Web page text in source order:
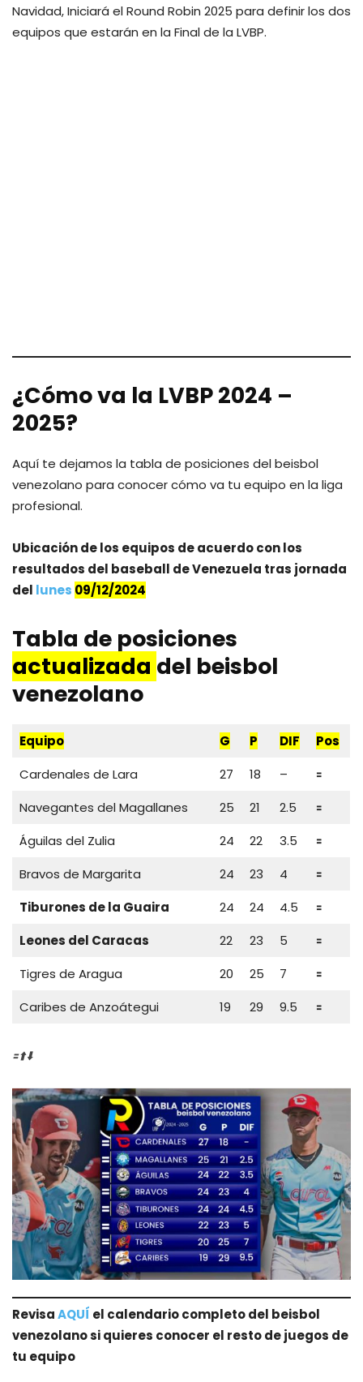
Navidad, Iniciará el Round Robin 2025 para definir los dos
equipos que estarán en la Final de la LVBP.
¿Cómo va la LVBP 2024 –
2025?
Aquí te dejamos la tabla de posiciones del beisbol
venezolano para conocer cómo va tu equipo en la liga
profesional.
Ubicación de los equipos de acuerdo con los
resultados del baseball de Venezuela tras jornada
del lunes 09/12/2024
Tabla de posiciones
actualizada del beisbol
venezolano
Equipo G P DIF
Pos
Cardenales de Lara
27 18 –
🟰
Navegantes del Magallanes
25 21 2.5
🟰
Águilas del Zulia
24 22 3.5
🟰
Bravos de Margarita
24 23 4
🟰
Tiburones de la Guaira
24 24 4.5
🟰
Leones del Caracas
22 23 5
🟰
Tigres de Aragua
20 25 7
🟰
Caribes de Anzoátegui
19 29 9.5 🟰
🟰⬆️⬇️
RevisaAQUÍ el calendario completo del beisbol
venezolano si quieres conocer el resto de juegos de
tu equipo